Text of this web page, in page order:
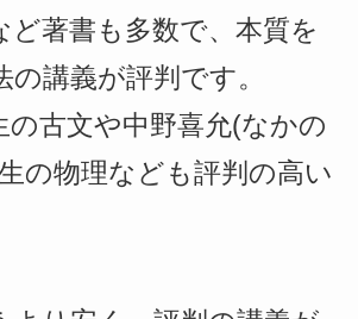
ど著書も多数で、本質を
講義が評判です。
の古文や中野喜允(なかの
の物理なども評判の高い